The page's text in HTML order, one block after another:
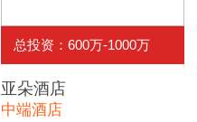
总投资：600万-1000万
亚朵酒店
中端酒店